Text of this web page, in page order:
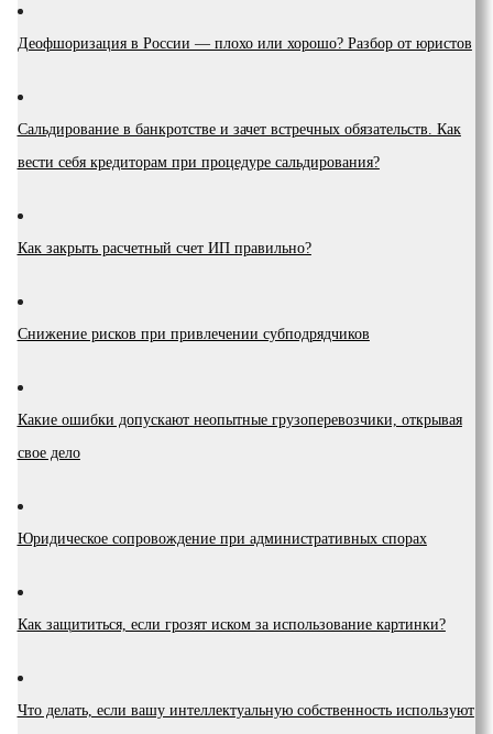
Деофшоризация в России — плохо или хорошо? Разбор от юристов
Сальдирование в банкротстве и зачет встречных обязательств. Как
вести себя кредиторам при процедуре сальдирования?
Как закрыть расчетный счет ИП правильно?
Снижение рисков при привлечении субподрядчиков
Какие ошибки допускают неопытные грузоперевозчики, открывая
свое дело
Юридическое сопровождение при административных спорах
Как защититься, если грозят иском за использование картинки?
Что делать, если вашу интеллектуальную собственность используют